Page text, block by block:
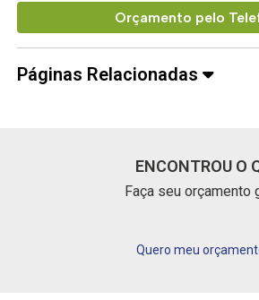
Orçamento pelo
Páginas Relacionadas
ENCONTROU O
Faça seu
Quero meu